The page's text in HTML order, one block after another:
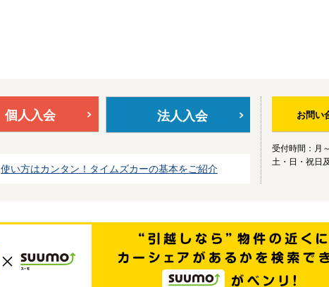
個人入会 法人入会
使い方はカンタン！タイムズカーの基本をご紹介
お問い
受付時間：月
土・日・祝日